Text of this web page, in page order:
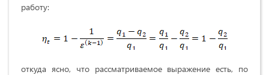
работу:
откуда ясно, что рассматриваемое выражение есть, по